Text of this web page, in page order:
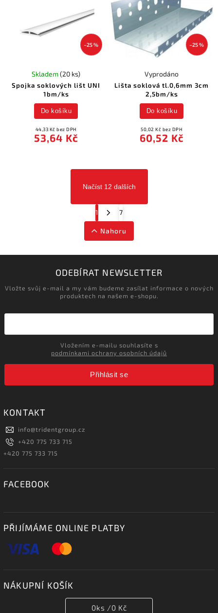
–25 %
Spojka soklových lišt UNI
1bm/ks
Skladem(20 ks)
44,33 Kč bez DPH
53,64 Kč
Do košíku
–25 %
Lišta soklová tl.0,6mm 3cm
2,5bm/ks
Vyprodáno
50,02 Kč bez DPH
60,52 Kč
Do košíku
Načíst 12 dalších
1 7
Nahoru
ODEBÍRAT NEWSLETTER
Vložte svůj e-mail a my vám budeme zasílat informace o nových
produktech na našem e-shopu.
podmínkami ochrany osobních údajů
Přihlásit se
KONTAKT
info@tridentgroup.cz
+420 775 733 715
+420 775 733 715
FACEBOOK
PŘIJÍMÁME ONLINE PLATBY
NÁKUPNÍ KOŠÍK
0ks /0 Kč